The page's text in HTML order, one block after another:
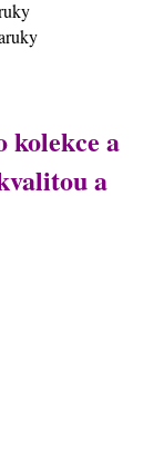
kolekce a
a